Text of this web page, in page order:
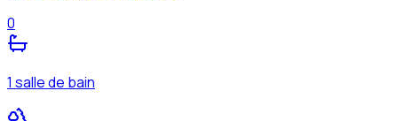
0
1 salle de bain